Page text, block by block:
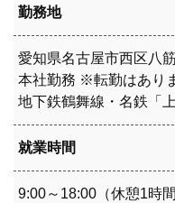
勤務地
愛知県名古屋市西区八
本社勤務 ※転勤はあり
地下鉄鶴舞線・名鉄「
就業時間
9:00～18:00（休憩1時間